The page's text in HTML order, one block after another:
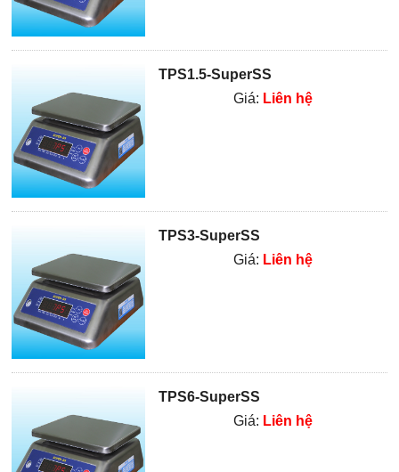
TPS1.5-SuperSS
Giá: Liên hệ
TPS3-SuperSS
Giá: Liên hệ
TPS6-SuperSS
Giá: Liên hệ